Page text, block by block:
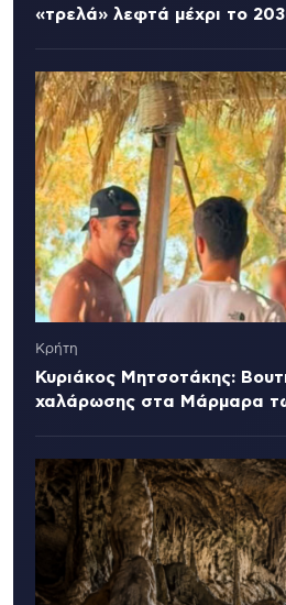
«τρελά» λεφτά μέχρι το
Κρήτη
Κυριάκος Μητσοτάκης:
χαλάρωσης στα Μάρμαρα